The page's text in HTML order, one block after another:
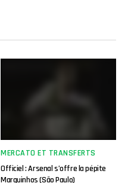
MERCATO ET TRANSFERTS
Officiel : Arsenal s’offre la pépite
Marquinhos (São Paulo)